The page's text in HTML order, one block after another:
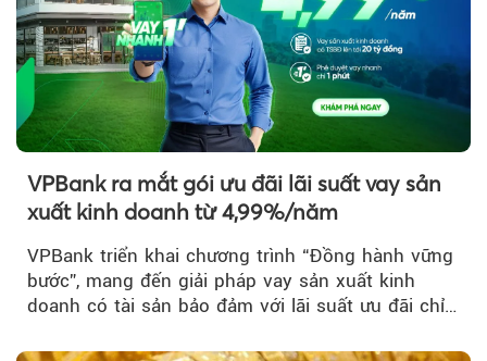
VPBank ra mắt gói ưu đãi lãi suất vay sản
xuất kinh doanh từ 4,99%/năm
VPBank triển khai chương trình “Đồng hành vững
bước”, mang đến giải pháp vay sản xuất kinh
doanh có tài sản bảo đảm với lãi suất ưu đãi chỉ